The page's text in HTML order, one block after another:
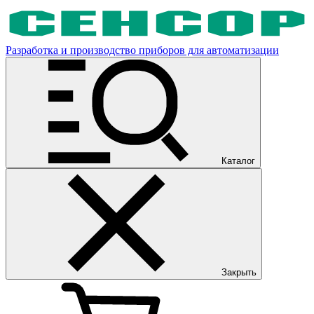
Разработка и производство приборов для автоматизации
Каталог
Закрыть